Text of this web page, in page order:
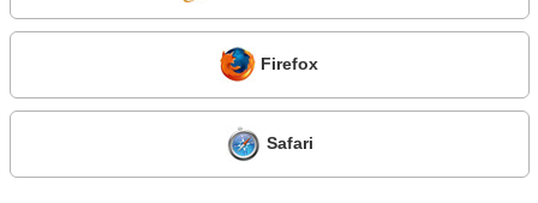
Firefox
Safari